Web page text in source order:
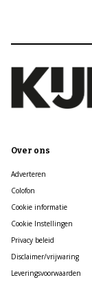
Over ons
Adverteren
Colofon
Cookie informatie
Cookie Instellingen
Privacy beleid
Disclaimer/vrijwaring
Leveringsvoorwaarden